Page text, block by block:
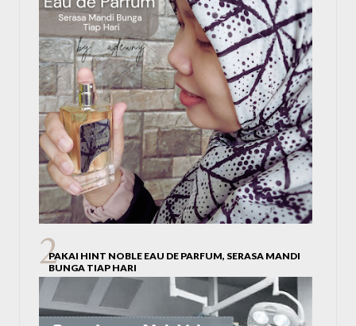
PAKAI HINT NOBLE EAU DE PARFUM, SERASA MANDI
BUNGA TIAP HARI